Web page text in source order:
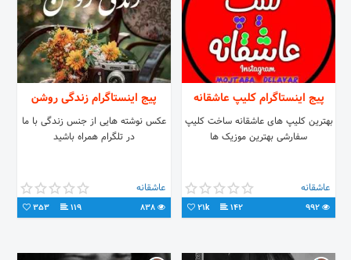
پیج اینستاگرام کلیپ عاشقانه
بهترین کلیپ های عاشقانه ساخت کلیپ
سفارشی بهترین موزیک ها
عاشقانه
142
21k
پیج اینستاگرام زندگی روشن
عکس نوشته هایی از جنس زندگی با ما
در تلگرام همراه باشید
عاشقانه
119
353